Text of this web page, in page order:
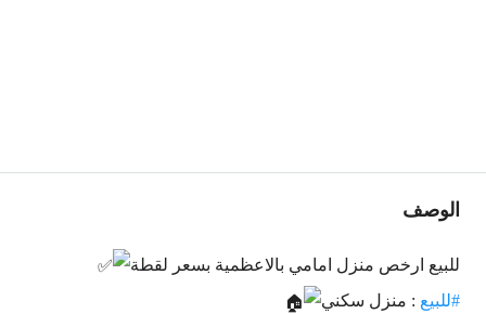
الوصف
للبيع ارخص منزل امامي بالاعظمية بسعر لقطة
#للبيع : منزل سكني